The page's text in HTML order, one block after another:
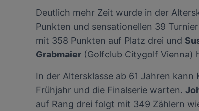
Deutlich mehr Zeit wurde in der
Punkten und sensationellen 39
mit 358 Punkten auf Platz drei und
Grabmaier (Golfclub Citygolf Vienna)
In der Altersklasse ab 61 Jahren kann
Frühjahr und die Finalserie warten.
auf Rang drei folgt mit 349 Zählern